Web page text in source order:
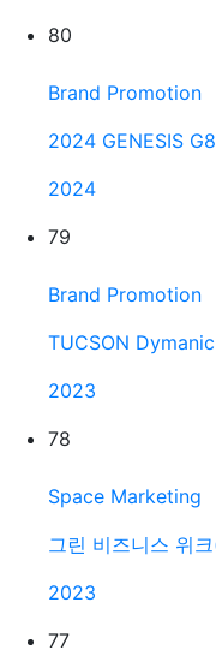
80
Brand Promotion
2024 GENESIS
2024
79
Brand Promotion
TUCSON
2023
78
Space Marketing
그린 비즈니스 위
2023
77